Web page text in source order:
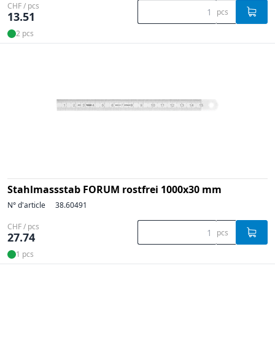
CHF / pcs
13.51 pcs
2 pcs
Stahlmassstab FORUM rostfrei 1000x30 mm
N° d'article 38.60491
CHF / pcs
27.74 pcs
1 pcs